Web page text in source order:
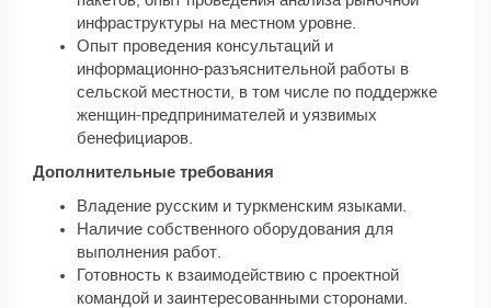
инфраструктуры на местном уровне.
Опыт проведения консультаций и
информационно-разъяснительной работы в
сельской местности, в том числе по поддержке
женщин-предпринимателей и уязвимых
бенефициаров.
Дополнительные требования
Владение русским и туркменским языками.
Наличие собственного оборудования для
выполнения работ.
Готовность к взаимодействию с проектной
командой и заинтересованными сторонами.